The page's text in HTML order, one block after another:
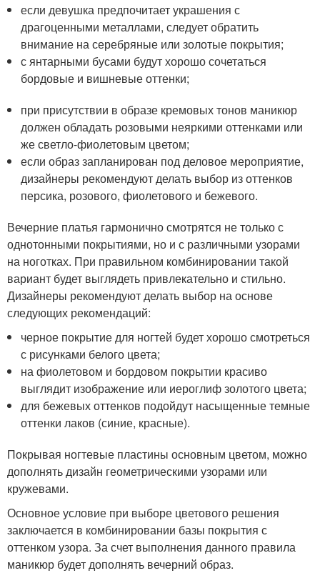
если девушка предпочитает украшения с
драгоценными металлами, следует обратить
внимание на серебряные или золотые покрытия;
с янтарными бусами будут хорошо сочетаться
бордовые и вишневые оттенки;
при присутствии в образе кремовых тонов маникюр
должен обладать розовыми неяркими оттенками или
же светло-фиолетовым цветом;
если образ запланирован под деловое мероприятие,
дизайнеры рекомендуют делать выбор из оттенков
персика, розового, фиолетового и бежевого.
Вечерние платья гармонично смотрятся не только с
однотонными покрытиями, но и с различными узорами
на ноготках. При правильном комбинировании такой
вариант будет выглядеть привлекательно и стильно.
Дизайнеры рекомендуют делать выбор на основе
следующих рекомендаций:
черное покрытие для ногтей будет хорошо смотреться
с рисунками белого цвета;
на фиолетовом и бордовом покрытии красиво
выглядит изображение или иероглиф золотого цвета;
для бежевых оттенков подойдут насыщенные темные
оттенки лаков (синие, красные).
Покрывая ногтевые пластины основным цветом, можно
дополнять дизайн геометрическими узорами или
кружевами.
Основное условие при выборе цветового решения
заключается в комбинировании базы покрытия с
оттенком узора. За счет выполнения данного правила
маникюр будет дополнять вечерний образ.